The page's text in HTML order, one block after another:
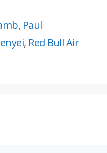
, Paul
, Red Bull Air